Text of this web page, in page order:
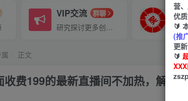
VIP交流 群聊
研究探讨更多创业项目路子。 会
正文
收费199的最新直播间不加热，解决
营
优
🔰
(推
更
🔰